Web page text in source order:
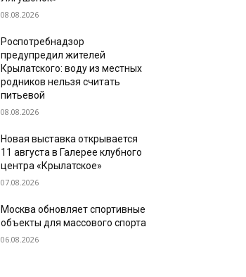
08.08.2026
Роспотребнадзор
предупредил жителей
Крылатского: воду из местных
родников нельзя считать
питьевой
08.08.2026
Новая выставка открывается
11 августа в Галерее клубного
центра «Крылатское»
07.08.2026
Москва обновляет спортивные
объекты для массового спорта
06.08.2026